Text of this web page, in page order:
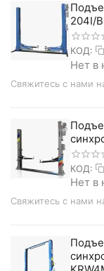
204I/
КОД:
Нет в
Свяжитесь с нами
КОД:
Нет в
Свяжитесь с нами